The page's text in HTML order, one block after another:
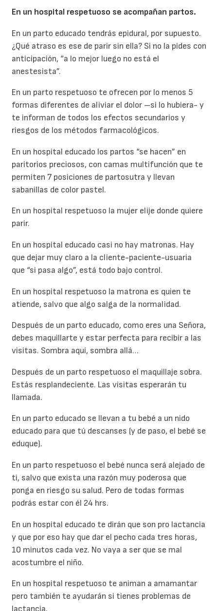
En un hospital respetuoso se acompañan partos.
En un parto educado tendrás epidural, por supuesto.
¿Qué atraso es ese de parir sin ella? Si no la pides con
anticipación, “a lo mejor luego no está el
anestesista”.
En un parto respetuoso te ofrecen por lo menos 5
formas diferentes de aliviar el dolor –si lo hubiera- y
te informan de todos los efectos secundarios y
riesgos de los métodos farmacológicos.
En un hospital educado los partos “se hacen” en
paritorios preciosos, con camas multifunción que te
permiten 7 posiciones de partosutra y llevan
sabanillas de color pastel.
En un hospital respetuoso la mujer elije donde quiere
parir.
En un hospital educado casi no hay matronas. Hay
que dejar muy claro a la cliente-paciente-usuaria
que “si pasa algo”, está todo bajo control.
En un hospital respetuoso la matrona es quien te
atiende, salvo que algo salga de la normalidad.
Después de un parto educado, como eres una Señora,
debes maquillarte y estar perfecta para recibir a las
visitas. Sombra aquí, sombra allá…
Después de un parto respetuoso el maquillaje sobra.
Estás resplandeciente. Las visitas esperarán tu
llamada.
En un parto educado se llevan a tu bebé a un nido
educado para que tú descanses (y de paso, el bebé se
eduque).
En un parto respetuoso el bebé nunca será alejado de
ti, salvo que exista una razón muy poderosa que
ponga en riesgo su salud. Pero de todas formas
podrás estar con él 24 hrs.
En un hospital educado te dirán que son pro lactancia
y que por eso hay que dar el pecho cada tres horas,
10 minutos cada vez. No vaya a ser que se mal
acostumbre el niño.
En un hospital respetuoso te animan a amamantar
pero también te ayudarán si tienes problemas de
lactancia.